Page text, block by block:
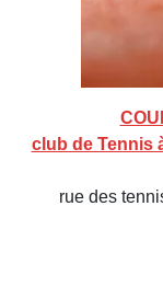
club de Tennis
rue des